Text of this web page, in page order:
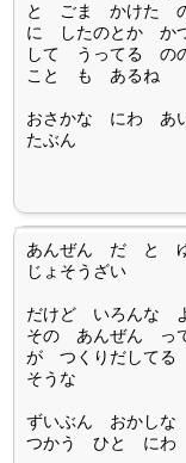
と ごま かけた
に したのとか
して うってる
こと も あるね
おさかな にわ あ
たぶん
あんぜん だ と
じょそうざい
だけど いろんな
その あんぜん っ
が つくりだして
そうな
ずいぶん おかしな
つかう ひと にわ